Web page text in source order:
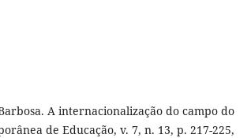
A internacionalização do campo do
de Educação, v. 7, n. 13, p. 217-225,